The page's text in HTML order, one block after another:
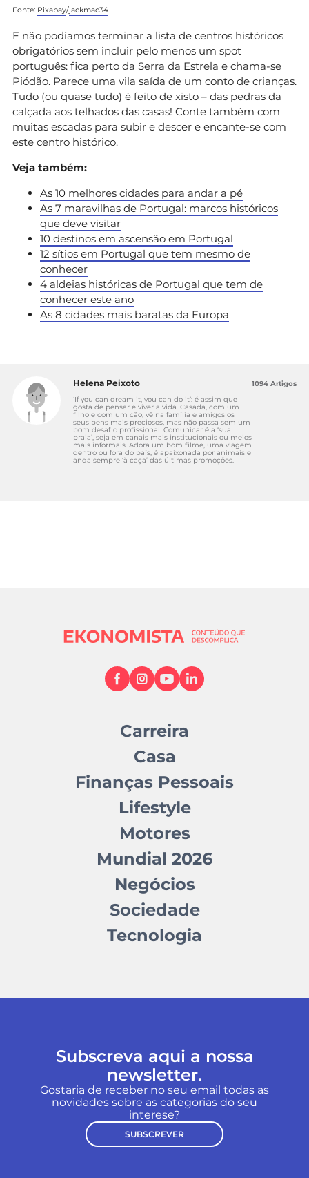
Fonte: Pixabay/jackmac34
E não podíamos terminar a lista de centros históricos
obrigatórios sem incluir pelo menos um spot
português: fica perto da Serra da Estrela e chama-se
Piódão. Parece uma vila saída de um conto de crianças.
Tudo (ou quase tudo) é feito de xisto – das pedras da
calçada aos telhados das casas! Conte também com
muitas escadas para subir e descer e encante-se com
este centro histórico.
Veja também:
As 10 melhores cidades para andar a pé
As 7 maravilhas de Portugal: marcos históricos
que deve visitar
10 destinos em ascensão em Portugal
12 sítios em Portugal que tem mesmo de
conhecer
4 aldeias históricas de Portugal que tem de
conhecer este ano
As 8 cidades mais baratas da Europa
Helena Peixoto
‘If you can dream it, you can do it’: é assim que
gosta de pensar e viver a vida. Casada, com um
filho e com um cão, vê na família e amigos os
seus bens mais preciosos, mas não passa sem um
bom desafio profissional. Comunicar é a ‘sua
praia’, seja em canais mais institucionais ou meios
mais informais. Adora um bom filme, uma viagem
dentro ou fora do país, é apaixonada por animais e
anda sempre ‘à caça’ das últimas promoções.
1094 Artigos
Carreira
Casa
Finanças Pessoais
Lifestyle
Motores
Mundial 2026
Negócios
Sociedade
Tecnologia
Subscreva aqui a nossa
newsletter.
Gostaria de receber no seu email todas as
novidades sobre as categorias do seu
interese?
SUBSCREVER